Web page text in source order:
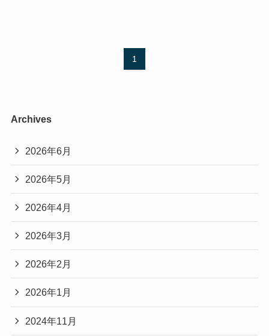
1
Archives
2026年6月
2026年5月
2026年4月
2026年3月
2026年2月
2026年1月
2024年11月